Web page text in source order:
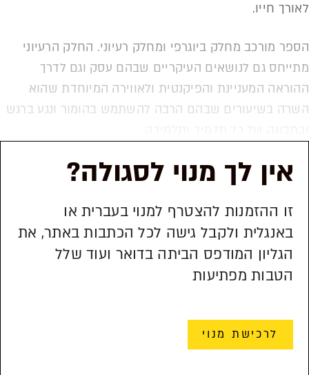
לאורך חייו.
הספר מורכב מחלק ביוגרפי ומחלק רעיוני. החלק הרעיוני
מתייחס גם לנושאים העיקריים שבהם עסק וגם לדרך
ההוראה המעניינת והפיקנטית ולאווירה המיוחדת שהוא
השרה בשיעורים שבהם הרבה להשתמש בהומור ונגע ברגש
אין לך מנוי לסגולה?
זו ההזמנות להצטרף למנוי בעברית או
באנגלית ולקבל גישה לכל הכתבות באתר, את
הגליון המודפס הביתה בדואר ועוד שלל
הטבות מפתיעות
לרכישת מנוי